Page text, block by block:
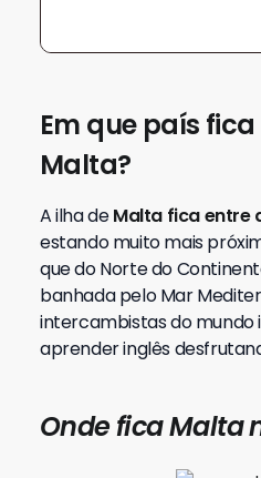
Em que país
Malta?
A ilha deMalta fica entre
estando muito mais
que do Norte do
banhada pelo Mar
intercambistas do mundo
aprender inglês
Onde fica Malta